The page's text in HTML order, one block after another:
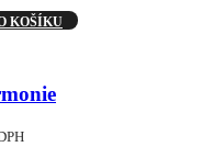
KOŠÍKU